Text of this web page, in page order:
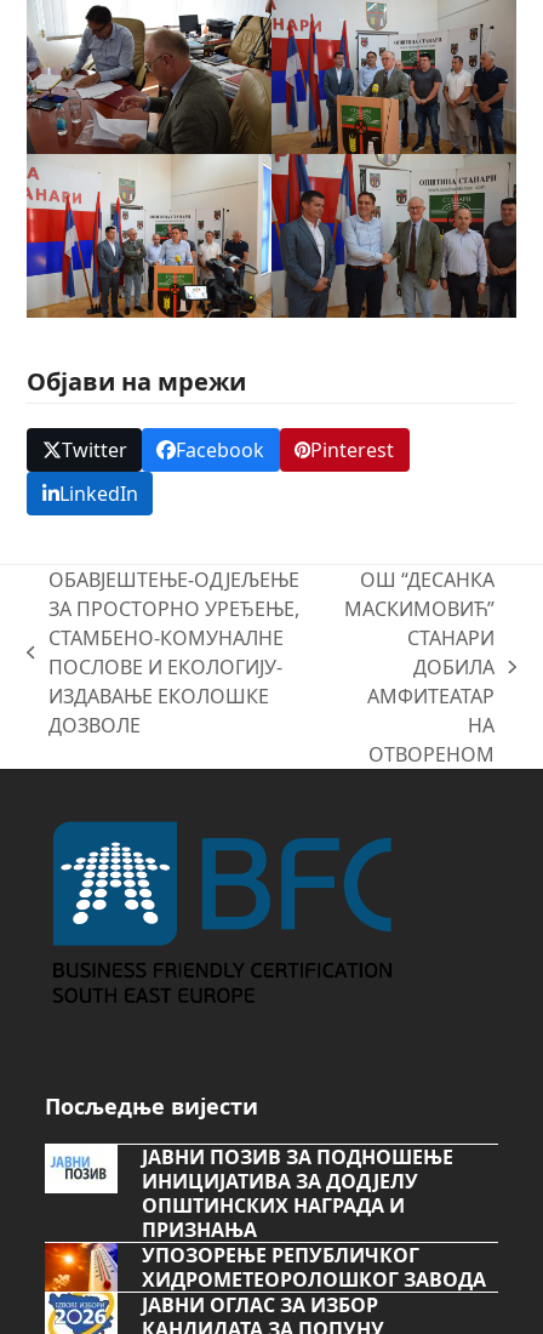
Објави на мрежи
Twitter Facebook
Pinterest
LinkedIn
previous
post:
ОБАВЈЕШТЕЊЕ-ОДЈЕЉЕЊЕ
ЗА ПРОСТОРНО УРЕЂЕЊЕ,
СТАМБЕНО-КОМУНАЛНЕ
ПОСЛОВЕ И ЕКОЛОГИЈУ-
ИЗДАВАЊЕ ЕКОЛОШКЕ
ДОЗВОЛЕ
post:
ОШ “ДЕСАНКА
МАСКИМОВИЋ”
СТАНАРИ
ДОБИЛА
АМФИТЕАТАР
НА
ОТВОРЕНОМ
Посљедње вијести
ЈАВНИ ПОЗИВ ЗА ПОДНОШЕЊЕ
ИНИЦИЈАТИВА ЗА ДОДЈЕЛУ
ОПШТИНСКИХ НАГРАДА И
ПРИЗНАЊА
УПОЗОРЕЊЕ РЕПУБЛИЧКОГ
ХИДРОМЕТЕОРОЛОШКОГ ЗАВОДА
ЈАВНИ ОГЛАС ЗА ИЗБОР